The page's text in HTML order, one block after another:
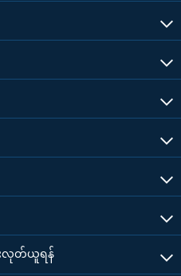
းလုတ်ယူရန်